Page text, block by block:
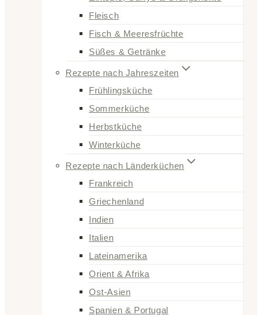
Fleisch
Fisch & Meeresfrüchte
Süßes & Getränke
Rezepte nach Jahreszeiten
Frühlingsküche
Sommerküche
Herbstküche
Winterküche
Rezepte nach Länderküchen
Frankreich
Griechenland
Indien
Italien
Lateinamerika
Orient & Afrika
Ost-Asien
Spanien & Portugal